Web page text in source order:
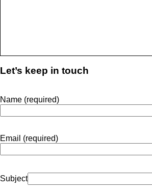
Let’s keep in touch
Name (required)
Email (required)
Subject